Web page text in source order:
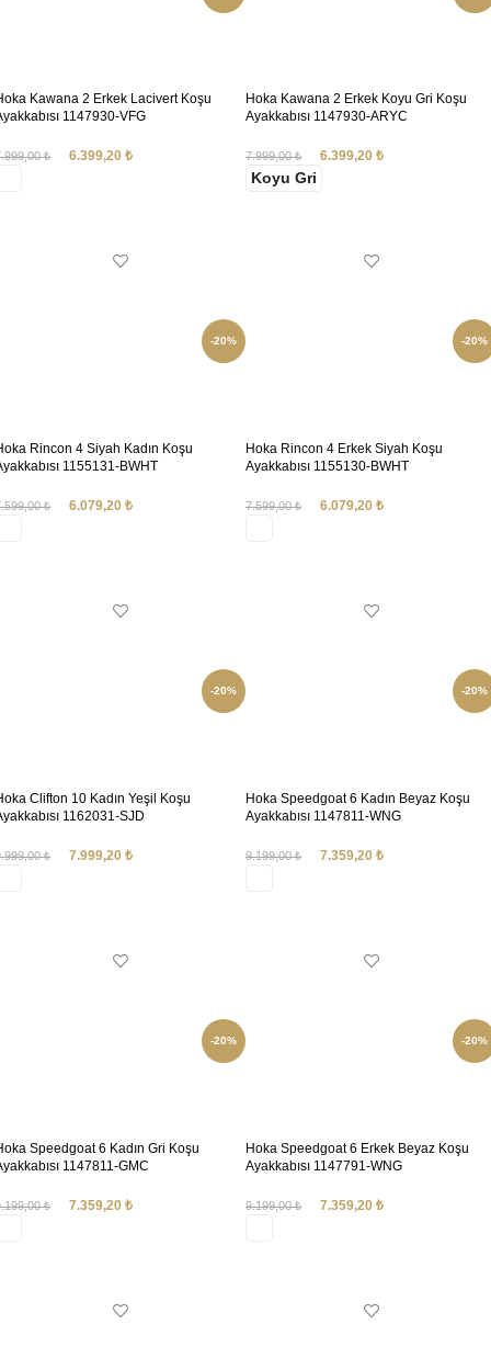
Kawana 2 Erkek Lacivert Koşu
1147930-VFG
₺ 6.399,20 ₺
Hoka Kawana 2 Erkek Koyu Gri Koşu
Ayakkabısı 1147930-ARYC
7.999,00₺ 6.399,20 ₺
Koyu Gri
-20%
Rincon 4 Siyah Kadın Koşu
1155131-BWHT
₺ 6.079,20 ₺
-20%
Hoka Rincon 4 Erkek Siyah Koşu
Ayakkabısı 1155130-BWHT
7.599,00₺ 6.079,20 ₺
-20%
Clifton 10 Kadın Yeşil Koşu
1162031-SJD
₺ 7.999,20 ₺
-20%
Hoka Speedgoat 6 Kadın Beyaz Koşu
Ayakkabısı 1147811-WNG
9.199,00₺ 7.359,20 ₺
-20%
Speedgoat 6 Kadın Gri Koşu
1147811-GMC
₺ 7.359,20 ₺
-20%
Hoka Speedgoat 6 Erkek Beyaz Koşu
Ayakkabısı 1147791-WNG
9.199,00₺ 7.359,20 ₺